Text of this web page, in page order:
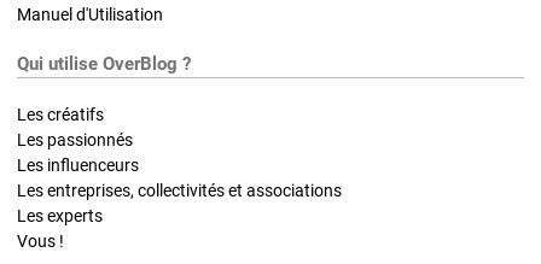
Manuel d'Utilisation
Qui utilise OverBlog ?
Les créatifs
Les passionnés
Les influenceurs
Les entreprises, collectivités et associations
Les experts
Vous !